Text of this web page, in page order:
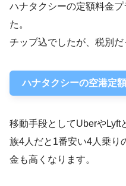
ハナタクシーの定額料金
た。
チップ込でしたが、税別だ
ハナタクシーの空港定
移動手段としてUberやLyft
族4人だと1番安い4人乗り
金も高くなります。